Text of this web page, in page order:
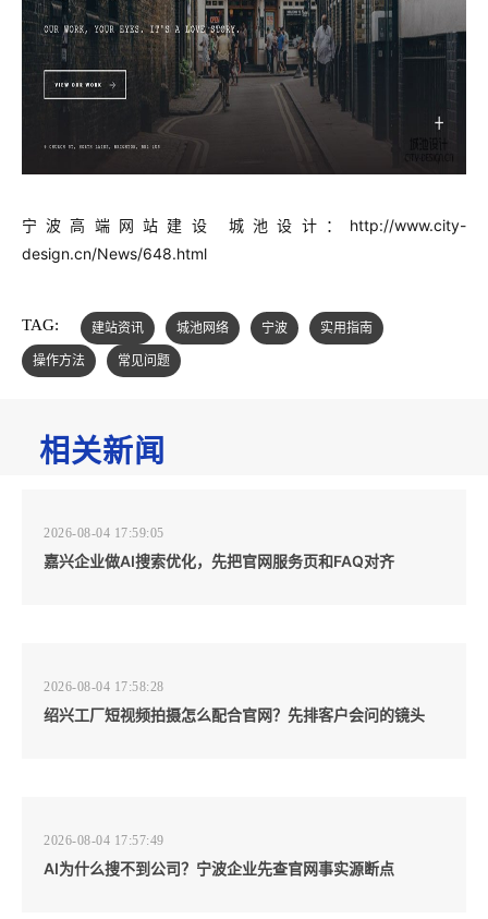
宁波高端网站建设 城池设计： http://www.city-
design.cn/News/648.html
TAG: 建站资讯 城池网络 宁波
实用指南
操作方法
常见问题
相关新闻
2026-08-04 17:59:05
嘉兴企业做AI搜索优化，先把官网服务页和FAQ对齐
2026-08-04 17:58:28
绍兴工厂短视频拍摄怎么配合官网？先排客户会问的镜头
2026-08-04 17:57:49
AI为什么搜不到公司？宁波企业先查官网事实源断点